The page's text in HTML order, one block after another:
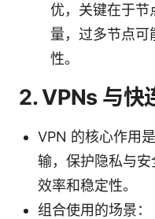
优，关键在于节
量，过多节点可
性。
2. VPNs 与快
VPN 的核心作用
输，保护隐私与
效率和稳定性。
组合使用的场景：